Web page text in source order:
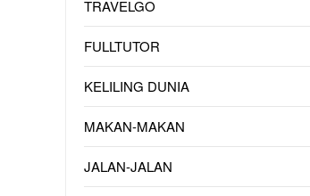
TRAVELGO
FULLTUTOR
KELILING DUNIA
MAKAN-MAKAN
JALAN-JALAN